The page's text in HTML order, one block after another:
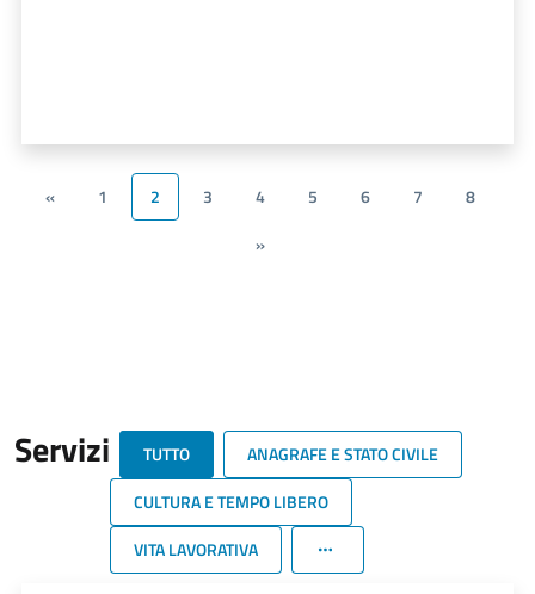
« 1 2 3 4 5 6 7
8
»
Servizi TUTTO
ANAGRAFE E STATO CIVILE
CULTURA E TEMPO LIBERO
VITA LAVORATIVA